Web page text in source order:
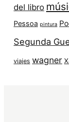
del libro
Pessoa pintura
Segunda
viajes wagner